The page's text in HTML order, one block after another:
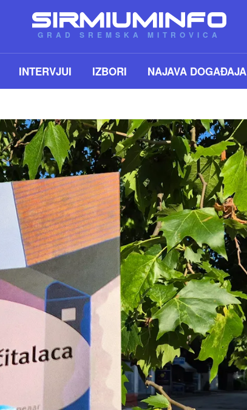
GRAD SREMSKA MITROVICA
INTERVJUI IZBORI NAJAVA DOGAĐAJA